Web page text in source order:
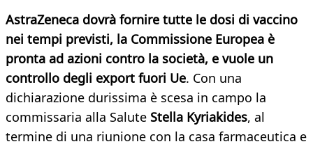
AstraZeneca dovrà fornire tutte le dosi di vaccino
nei tempi previsti, la Commissione Europea è
pronta ad azioni contro la società, e vuole un
controllo degli export fuori Ue. Con una
dichiarazione durissima è scesa in campo la
commissaria alla Salute Stella Kyriakides, al
termine di una riunione con la casa farmaceutica e